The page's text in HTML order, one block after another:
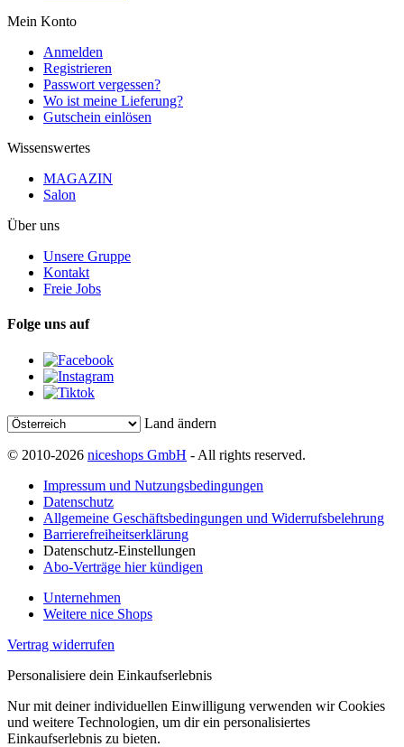
Mein Konto
Anmelden
Registrieren
Passwort vergessen?
Wo ist meine Lieferung?
Gutschein einlösen
Wissenswertes
MAGAZIN
Salon
Über uns
Unsere Gruppe
Kontakt
Freie Jobs
Folge uns auf
Land ändern
© 2010-2026 niceshops GmbH - All rights reserved.
Impressum und Nutzungsbedingungen
Datenschutz
Allgemeine Geschäftsbedingungen und Widerrufsbelehrung
Barrierefreiheitserklärung
Datenschutz-Einstellungen
Abo-Verträge hier kündigen
Unternehmen
Weitere nice Shops
Vertrag widerrufen
Personalisiere dein Einkaufserlebnis
Nur mit deiner individuellen Einwilligung verwenden wir Cookies
und weitere Technologien, um dir ein personalisiertes
Einkaufserlebnis zu bieten.